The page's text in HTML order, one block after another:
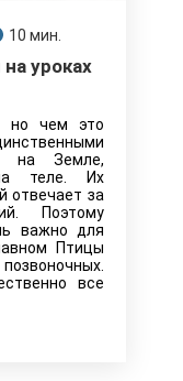
10 мин.
уроках
но чем это
на Земле,
теле. Их
отвечает за
Поэтому
важно для
Птицы
все